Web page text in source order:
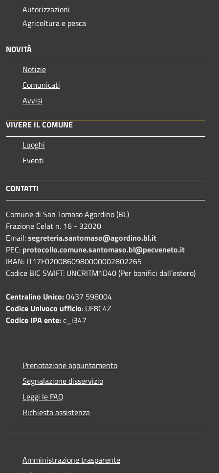
Autorizzazioni
Agricoltura e pesca
NOVITÀ
Notizie
Comunicati
Avvisi
VIVERE IL COMUNE
Luoghi
Eventi
CONTATTI
Comune di San Tomaso Agordino (BL)
Frazione Celat n. 16 - 32020
Email:segreteria.santomaso@agordino.bl.it
PEC: protocollo.comune.santomaso.bl@pecveneto.it
IBAN: IT17F0200860980000002802265
Codice BIC SWIFT: UNCRITM1D40 (Per bonifici dall’estero)
Centralino Unico:0437 598004
Codice Univoco ufficio: UF8C4Z
Codice IPA ente:c_i347
Prenotazione appuntamento
Segnalazione disservizio
Leggi le FAQ
Richiesta assistenza
Amministrazione trasparente